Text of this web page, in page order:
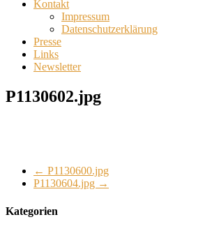
Kontakt
Impressum
Datenschutzerklärung
Presse
Links
Newsletter
P1130602.jpg
← P1130600.jpg
P1130604.jpg →
Kategorien